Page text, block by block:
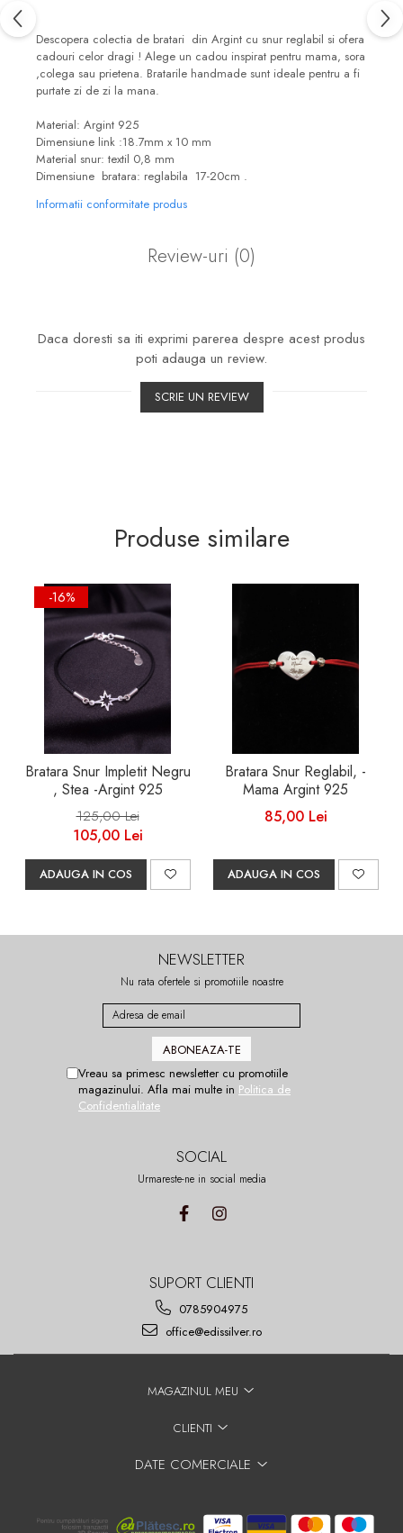
Descopera colectia de bratari din Argint cu snur reglabil si ofera
cadouri celor dragi ! Alege un cadou inspirat pentru mama, sora
,colega sau prietena. Bratarile handmade sunt ideale pentru a fi
purtate zi de zi la mana.
Material: Argint 925
Dimensiune link :18.7mm x 10 mm
Material snur: textil 0,8 mm
Dimensiune bratara: reglabila 17-20cm .
Informatii conformitate produs
Review-uri (0)
Daca doresti sa iti exprimi parerea despre acest produs
poti adauga un review.
SCRIE UN REVIEW
Produse similare
-16%
Bratara Snur Impletit Negru
, Stea -Argint 925
125,00 Lei
105,00 Lei
ADAUGA IN COS
Bratara Snur Reglabil, -
Mama Argint 925
85,00 Lei
ADAUGA IN COS
NEWSLETTER
Nu rata ofertele si promotiile noastre
Vreau sa primesc newsletter cu promotiile
magazinului. Afla mai multe in Politica de
Confidentialitate
SOCIAL
Urmareste-ne in social media
SUPORT CLIENTI
0785904975
office@edissilver.ro
MAGAZINUL MEU
CLIENTI
DATE COMERCIALE